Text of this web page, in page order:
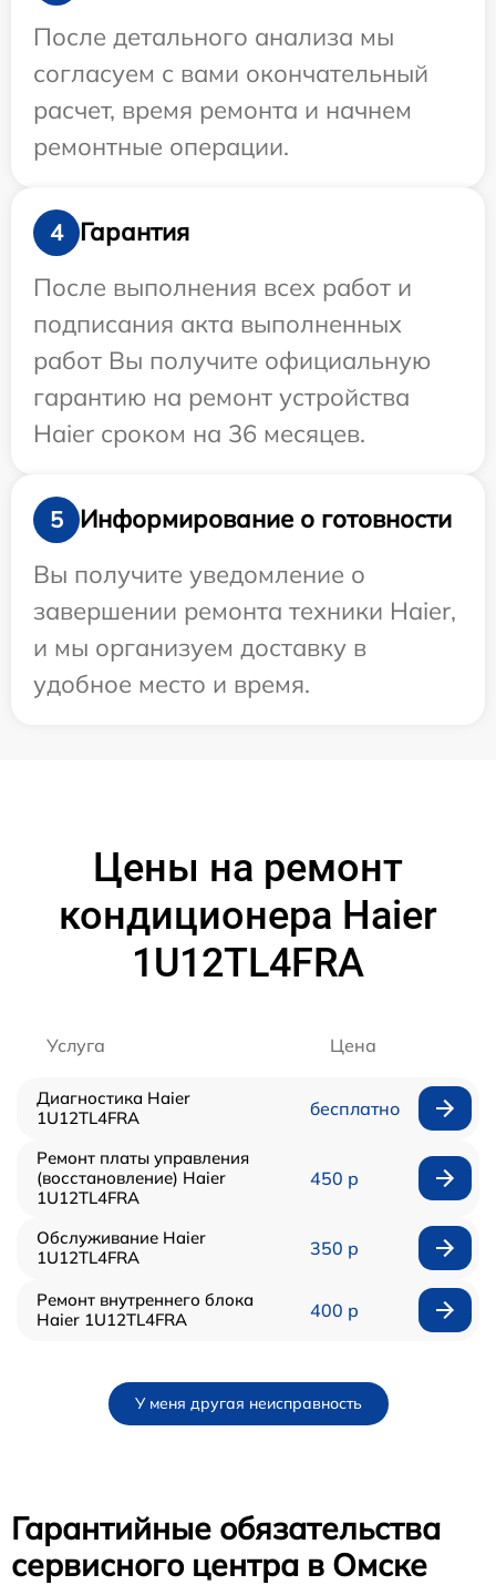
После детального анализа мы
согласуем с вами окончательный
расчет, время ремонта и начнем
ремонтные операции.
4
Гарантия
После выполнения всех работ и
подписания акта выполненных
работ Вы получите официальную
гарантию на ремонт устройства
Haier сроком на 36 месяцев.
5
Информирование о готовности
Вы получите уведомление о
завершении ремонта техники Haier,
и мы организуем доставку в
удобное место и время.
Цены на ремонт
кондиционера Haier
1U12TL4FRA
Услуга Цена
Диагностика Haier
1U12TL4FRA
бесплатно
Ремонт платы управления
(восстановление) Haier
1U12TL4FRA
450 р
Обслуживание Haier
1U12TL4FRA
350 р
Ремонт внутреннего блока
Haier 1U12TL4FRA
400 р
У меня другая неисправность
Гарантийные обязательства
сервисного центра в Омске